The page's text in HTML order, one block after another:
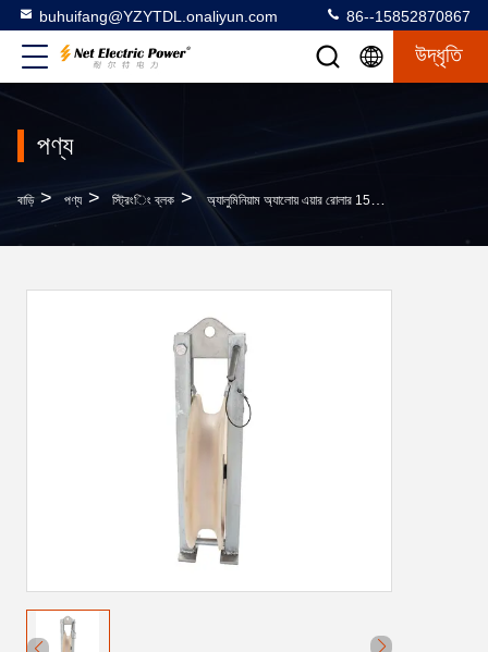
buhuifang@YZYTDL.onaliyun.com 86--15852870867
উদ্ধৃতি
পণ্য
বাড়ি > পণ্য > স্ট্রিংিং ব্লক > অ্যালুমিনিয়াম অ্যালোয় এয়ার রোলার 15 কেএন ইউনিভার্সাল স্ট্রিং ব্লক